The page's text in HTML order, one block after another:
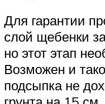
Для гарантии
слой щебенки
но этот этап
Возможен и
подсыпка не